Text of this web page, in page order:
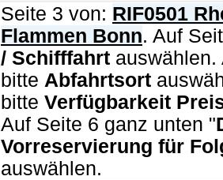
Seite 3 von: RIF0501
Flammen Bonn. Auf
/ Schifffahrt auswählen.
bitte Abfahrtsort
bitte Verfügbarkeit
Auf Seite 6 ganz unten "
Vorreservierung für
auswählen.